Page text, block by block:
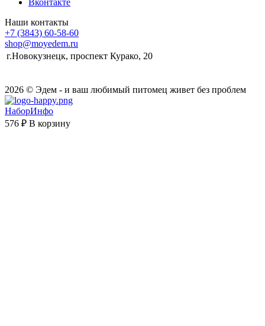
Вконтакте
Наши контакты
+7 (3843) 60-58-60
shop@moyedem.ru
г.Новокузнецк, проспект Курако, 20
2026 © Эдем - и ваш любимый питомец живет без проблем
НаборИнфо
576 ₽ В корзину